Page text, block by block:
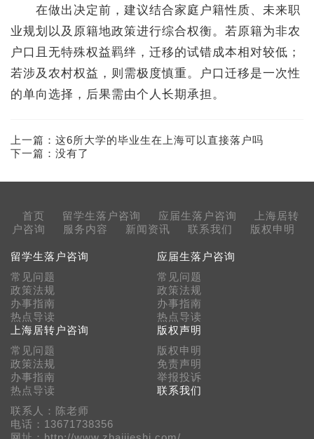
在做出决定前，建议结合家庭户籍性质、未来职
业规划以及原籍地政策进行综合权衡。若原籍为非农
户口且无特殊权益羁绊，迁移的试错成本相对较低；
若涉及农村权益，则需极度慎重。户口迁移是一次性
的单向选择，后果需由个人长期承担。
上一篇： 这6所大学的毕业生在上海可以直接落户吗
下一篇：没有了
首页 留学生落户咨询 应届生落户咨询
上海居转
户咨询
服务内容 新闻资讯 联系我们 版权申明
留学生落户咨询
常见问题
政策法规
办事指南
热点导读
应届生落户咨询
常见问题
政策法规
办事指南
热点导读
上海居转户咨询
常见问题
政策法规
办事指南
热点导读
版权声明
版权申明
免责声明
举报投诉
联系我们
联系人：陈老师
电话：13671738356